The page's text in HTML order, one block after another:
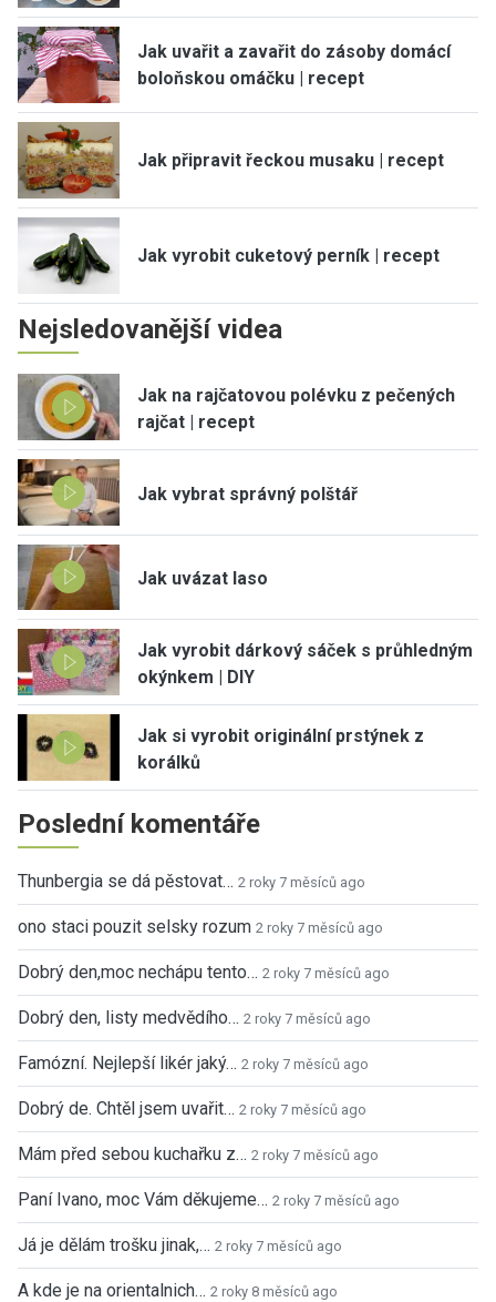
Jak uvařit a zavařit do zásoby domácí
boloňskou omáčku | recept
Jak připravit řeckou musaku | recept
Jak vyrobit cuketový perník | recept
Nejsledovanější videa
Jak na rajčatovou polévku z pečených
rajčat | recept
Jak vybrat správný polštář
Jak uvázat laso
Jak vyrobit dárkový sáček s průhledným
okýnkem | DIY
Jak si vyrobit originální prstýnek z
korálků
Poslední komentáře
Thunbergia se dá pěstovat… 2 roky 7 měsíců ago
ono staci pouzit selsky rozum 2 roky 7 měsíců ago
Dobrý den,moc nechápu tento… 2 roky 7 měsíců ago
Dobrý den, listy medvědího… 2 roky 7 měsíců ago
Famózní. Nejlepší likér jaký… 2 roky 7 měsíců ago
Dobrý de. Chtěl jsem uvařit… 2 roky 7 měsíců ago
Mám před sebou kuchařku z… 2 roky 7 měsíců ago
Paní Ivano, moc Vám děkujeme… 2 roky 7 měsíců ago
Já je dělám trošku jinak,… 2 roky 7 měsíců ago
A kde je na orientalnich… 2 roky 8 měsíců ago